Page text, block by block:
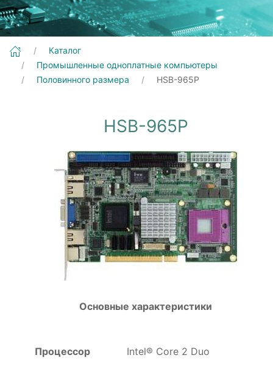
Каталог
Промышленные одноплатные компьютеры
Половинного размера
HSB-965P
HSB-965P
Основные характеристики
Процессор Intel® Core 2 Duo